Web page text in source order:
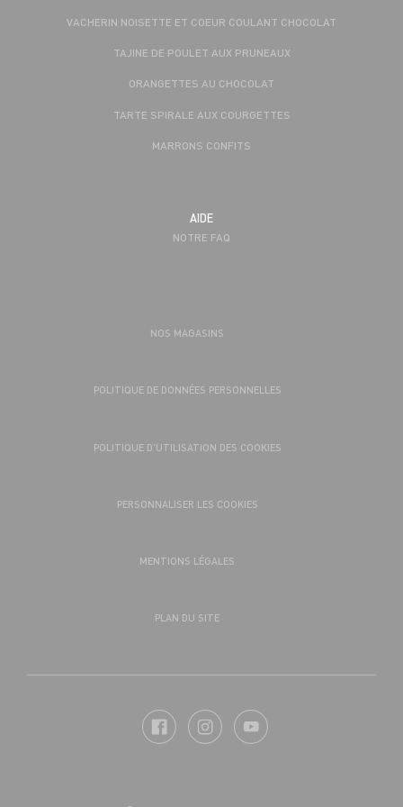
VACHERIN NOISETTE ET COEUR COULANT CHOCOLAT
TAJINE DE POULET AUX PRUNEAUX
ORANGETTES AU CHOCOLAT
TARTE SPIRALE AUX COURGETTES
MARRONS CONFITS
AIDE
NOTRE FAQ
NOS MAGASINS
POLITIQUE DE DONNÉES PERSONNELLES
POLITIQUE D’UTILISATION DES COOKIES
PERSONNALISER LES COOKIES
MENTIONS LÉGALES
PLAN DU SITE